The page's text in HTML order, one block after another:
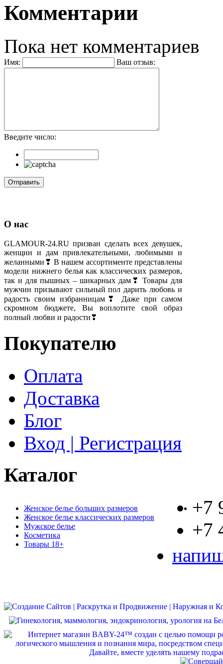
Комментарии
Пока нет комментариев
Имя: Ваш отзыв:
Введите число:
О нас
GLAMOUR-24.RU призван сделать всех девушек,
женщин и дам привлекательными, любимыми и
желанными❣ В нашем ассортименте представлены
модели нижнего белья как классических размеров,
так и для пышных – шикарных дам❣ Товары для
мужчин призывают сильный пол дарить любовь и
радость своим избранницам❣ Даже при самом
скромном бюджете, Вы воплотите свой образ
полный любви и радости❣
Покупателю
Оплата
Доставка
Блог
Вход | Регистрация
Каталог
Женское белье больших размеров
Женское белье классических размеров
Мужское белье
Косметика
Товары 18+
+7
+7